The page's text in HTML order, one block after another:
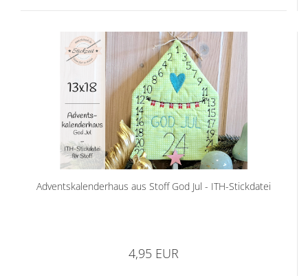
Adventskalenderhaus aus Stoff God Jul - ITH-Stickdatei
4,95 EUR